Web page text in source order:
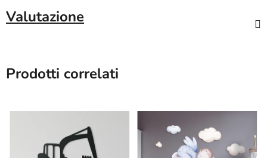
Valutazione
Prodotti correlati